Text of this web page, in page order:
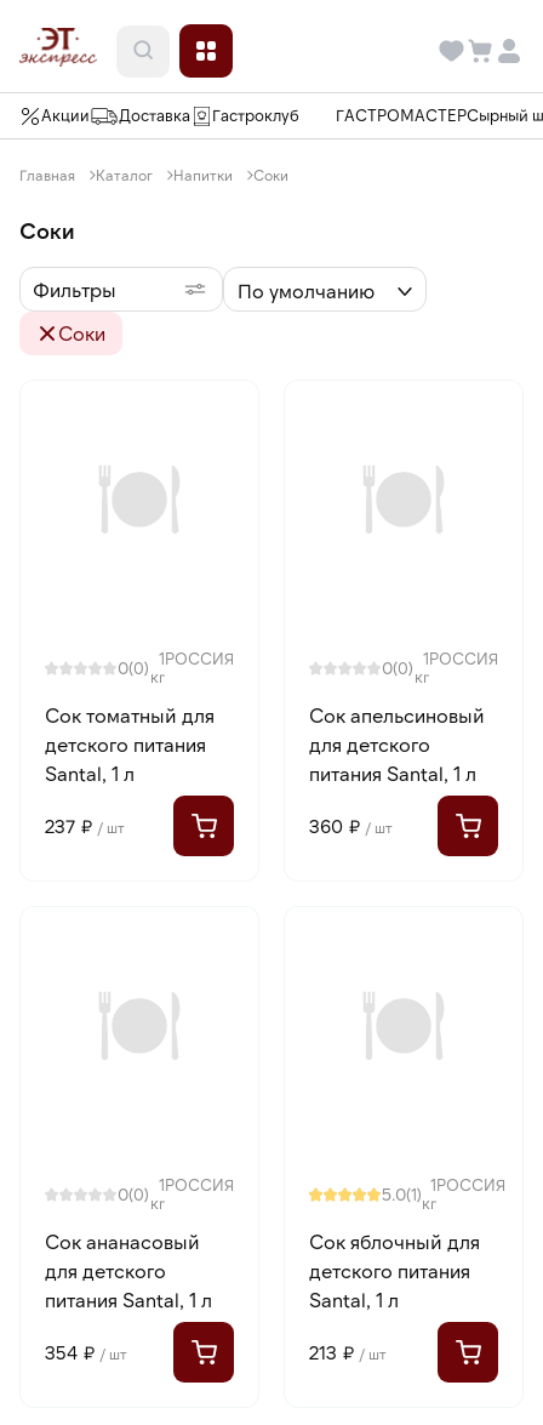
Акции Доставка Гастроклуб ГАСТРОМАСТЕРСырный
Главная Каталог Напитки Соки
Соки
Фильтры
По умолчанию
Соки
0(0) 1
кг
РОССИЯ
Сок томатный для
детского питания
Santal, 1 л
237 ₽ / шт
0(0) 1
кг
РОССИЯ
Сок апельсиновый
для детского
питания Santal, 1 л
360 ₽ / шт
0(0) 1
кг
РОССИЯ
Сок ананасовый
для детского
питания Santal, 1 л
354 ₽ / шт
5.0(1) 1
кг
РОССИЯ
Сок яблочный для
детского питания
Santal, 1 л
213 ₽ / шт